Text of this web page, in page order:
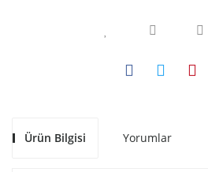
Ürün Bilgisi Yorumlar